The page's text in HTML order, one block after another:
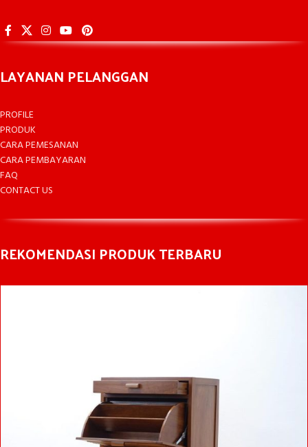
LAYANAN PELANGGAN
PROFILE
PRODUK
CARA PEMESANAN
CARA PEMBAYARAN
FAQ
CONTACT US
REKOMENDASI PRODUK TERBARU